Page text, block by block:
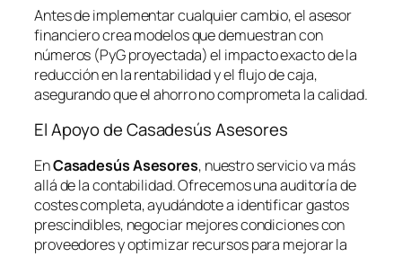
Antes de implementar cualquier cambio, el asesor
financiero crea modelos que demuestran con
números (PyG proyectada) el impacto exacto de la
reducción en la rentabilidad y el flujo de caja,
asegurando que el ahorro no comprometa la calidad.
El Apoyo de Casadesús Asesores
EnCasadesús Asesores, nuestro servicio va más
allá de la contabilidad. Ofrecemos una auditoría de
costes completa, ayudándote a identificar gastos
prescindibles, negociar mejores condiciones con
proveedores y optimizar recursos para mejorar la